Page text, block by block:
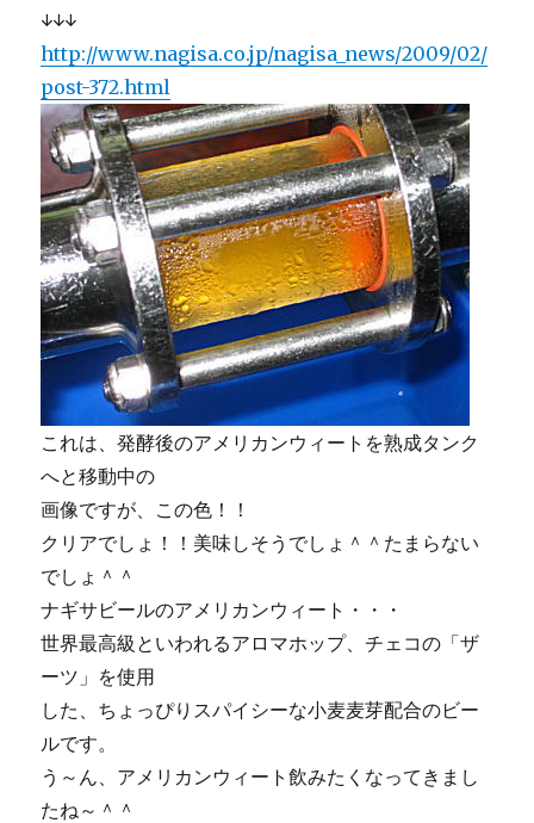
↓↓↓
http://www.nagisa.co.jp/nagisa_news/2009/02/
post-372.html
これは、発酵後のアメリカンウィートを熟成タンク
へと移動中の
画像ですが、この色！！
クリアでしょ！！美味しそうでしょ＾＾たまらない
でしょ＾＾
ナギサビールのアメリカンウィート・・・
世界最高級といわれるアロマホップ、チェコの「ザ
ーツ」を使用
した、ちょっぴりスパイシーな小麦麦芽配合のビー
ルです。
う～ん、アメリカンウィート飲みたくなってきまし
たね～＾＾